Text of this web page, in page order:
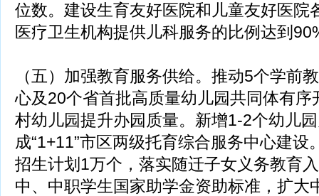
位数。建设生育友好医院和儿童友好医院
医疗卫生机构提供儿科服务的比例达到
（五）加强教育服务供给。推动5个学前
心及20个省首批高质量幼儿园共同体有序
村幼儿园提升办园质量。新增1-2个幼儿
成“1+11”市区两级托育综合服务中心建
招生计划1万个，落实随迁子女义务教育
中、中职学生国家助学金资助标准，扩大